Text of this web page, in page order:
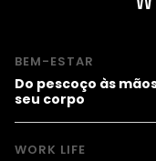
BEM-ESTAR
Do pescoço às
seu corpo
WORK LIFE